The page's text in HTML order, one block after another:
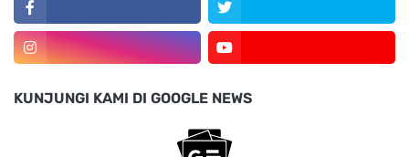
KUNJUNGI KAMI DI GOOGLE NEWS